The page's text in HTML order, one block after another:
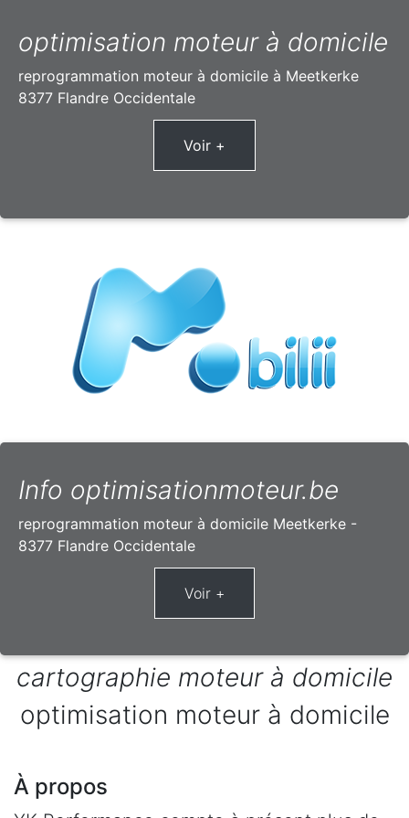
optimisation moteur à domicile
reprogrammation moteur à domicile à Meetkerke
8377 Flandre Occidentale
Voir +
Info optimisationmoteur.be
reprogrammation moteur à domicile Meetkerke -
8377 Flandre Occidentale
cartographie moteur à domicile
optimisation moteur à domicile
À propos